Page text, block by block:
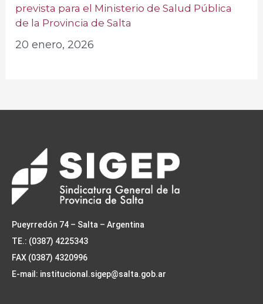
prevista para el Ministerio de Salud Pública
de la Provincia de Salta
20 enero, 2026
Pueyrredón 74 – Salta – Argentina
TE.: (0387) 4225343
FAX (0387) 4320996
E-mail: institucional.sigep@salta.gob.ar